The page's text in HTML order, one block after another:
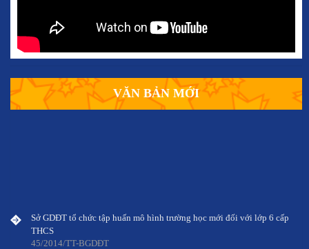
VĂN BẢN MỚI
THCS
45/2014/TT-BGDĐT